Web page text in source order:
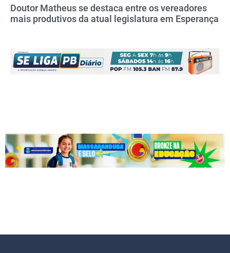
Doutor Matheus se destaca entre os vereadores
mais produtivos da atual legislatura em Esperança